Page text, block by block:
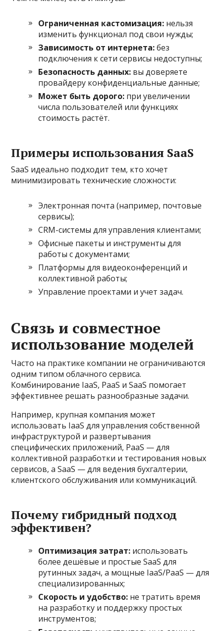
Ограниченная кастомизация: нельзя
изменить функционал под свои нужды;
Зависимость от интернета:без
подключения к сети сервисы недоступны;
Безопасность данных: вы доверяете
провайдеру конфиденциальные данные;
Может быть дорого: при увеличении
числа пользователей или функциях
стоимость растёт.
Примеры использования SaaS
SaaS идеально подходит тем, кто хочет
минимизировать технические сложности:
Электронная почта (например, почтовые
сервисы);
CRM-системы для управления клиентами;
Офисные пакеты и инструменты для
работы с документами;
Платформы для видеоконференций и
коллективной работы;
Управление проектами и учет задач.
Связь и совместное
использование моделей
Часто на практике компании не ограничиваются
одним типом облачного сервиса.
Комбинирование IaaS, PaaS и SaaS помогает
эффективнее решать разнообразные задачи.
Например, крупная компания может
использовать IaaS для управления собственной
инфраструктурой и развертывания
специфических приложений, PaaS — для
коллективной разработки и тестирования новых
сервисов, а SaaS — для ведения бухгалтерии,
клиентского обслуживания или коммуникаций.
Почему гибридный подход
эффективен?
Оптимизация затрат: использовать
более дешёвые и простые SaaS для
рутинных задач, а мощные IaaS/PaaS — для
специализированных;
Скорость и удобство: не тратить время
на разработку и поддержку простых
инструментов;